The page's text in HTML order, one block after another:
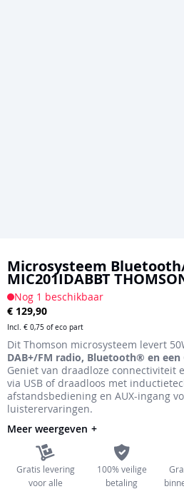
naar
het
begin
van
afbeeldingen-
gallerij
Microsysteem
MIC201IDABBT
Nog 1 beschikbaar
€ 129,90
Incl. € 0,75 of eco part
Dit Thomson microsysteem levert
DAB+/FM radio, Bluetooth® en een
Geniet van draadloze connectiviteit
via USB of draadloos met
afstandsbediening en AUX-ingang
luisterervaringen.
Meer weergeven
Gratis levering
voor alle
100% veilige
betaling